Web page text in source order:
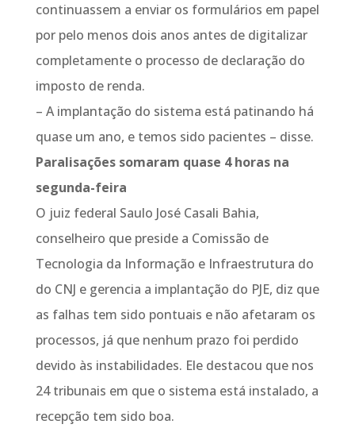
continuassem a enviar os formulários em papel
por pelo menos dois anos antes de digitalizar
completamente o processo de declaração do
imposto de renda.
– A implantação do sistema está patinando há
quase um ano, e temos sido pacientes – disse.
Paralisações somaram quase 4 horas na
segunda-feira
O juiz federal Saulo José Casali Bahia,
conselheiro que preside a Comissão de
Tecnologia da Informação e Infraestrutura do
do CNJ e gerencia a implantação do PJE, diz que
as falhas tem sido pontuais e não afetaram os
processos, já que nenhum prazo foi perdido
devido às instabilidades. Ele destacou que nos
24 tribunais em que o sistema está instalado, a
recepção tem sido boa.